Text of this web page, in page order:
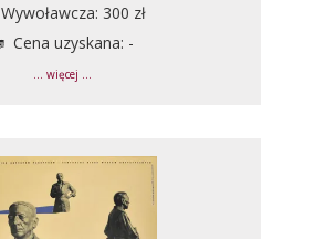
Wywoławcza: 300 zł
Cena uzyskana: -
... więcej ...